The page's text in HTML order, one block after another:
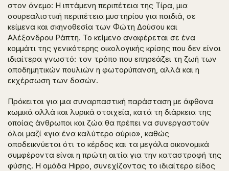
στον άνεμο: Η ιπτάμενη περιπέτεια της Τίρα, μια
σουρεαλιστική περιπέτεια μυστηρίου για παιδιά, σε
κείμενα και σκηνοθεσία των Φώτη Δούσου και
Αλέξανδρου Ράπτη. Το κείμενο αναφέρεται σε ένα
κομμάτι της γενικότερης οικολογικής κρίσης που δεν είναι
ιδιαίτερα γνωστό: τον τρόπο που επηρεάζει τη ζωή των
αποδημητικών πουλιών η φωτορύπανση, αλλά και η
εκχέρσωση των δασών.
Πρόκειται για μια συναρπαστική παράσταση με άφθονα
κωμικά αλλά και λυρικά στοιχεία, κατά τη διάρκεια της
οποίας άνθρωποι και ζώα θα πρέπει να συνεργαστούν
όλοι μαζί «για ένα καλύτερο αύριο», καθώς
αποδεικνύεται ότι το κέρδος και τα μεγάλα οικονομικά
συμφέροντα είναι η πρώτη αιτία για την καταστροφή της
φύσης. Η ομάδα Hippo, συνεχίζοντας το ιδιαίτερο είδος